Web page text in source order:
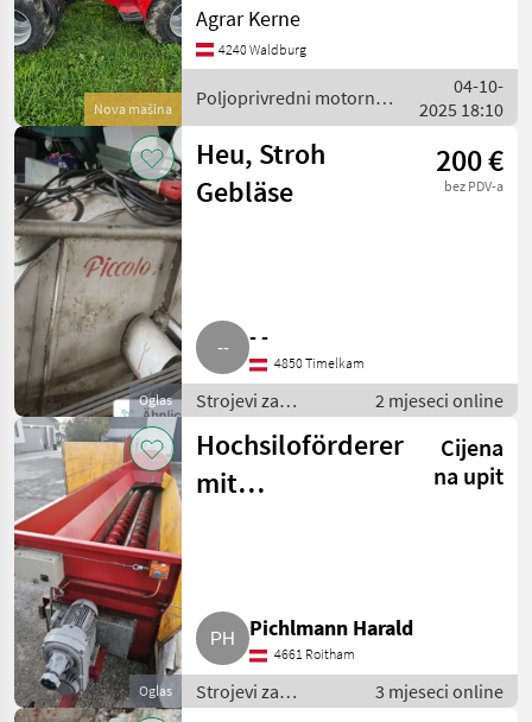
Nova mašina
Achse-Kardanantrieb
*elektronischer Joystick,
2.Gänge * leistungsstarker
Kubota V1505-Motor, Eu
Agrar Kerne
4240 Waldburg
Poljoprivredni motorni
strojevi / Wolf
04-10-
2025 18:10
Oglas
Heu, Stroh
Gebläse
200 €
bez PDV-a
- -
4850 Timelkam
Strojevi za
transport /
Puhalice
2 mjeseci online
Oglas
Hochsiloförderer
mit
Cijena
na upit
Pichlmann Harald
4661 Roitham
Strojevi za
transport /
3 mjeseci online